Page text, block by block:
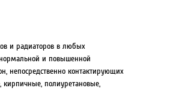
и радиаторов в любых
и повышенной
непосредственно контактирующих
кирпичные, полиуретановые,